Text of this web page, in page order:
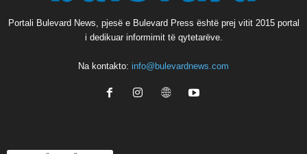
Portali Bulevard News, pjesë e Bulevard Press është prej vitit 2015 portal
i dedikuar informimit të qytetarëve.
Na kontakto: info@bulevardnews.com